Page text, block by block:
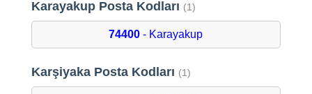
Karayakup Posta Kodları (1)
74400 - Karayakup
Karşiyaka Posta Kodları (1)